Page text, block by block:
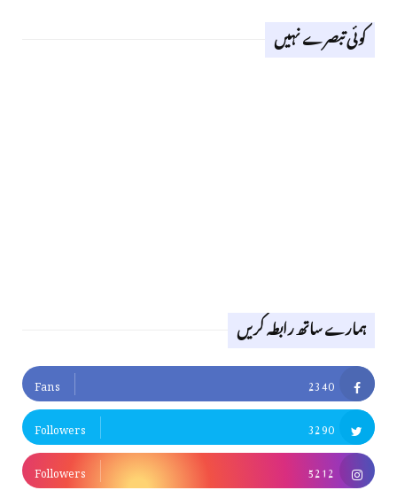
کوئی تبصرے نہیں
ہمارے ساتھ رابطہ کریں
2340
Fans
3290
Followers
5212
Followers